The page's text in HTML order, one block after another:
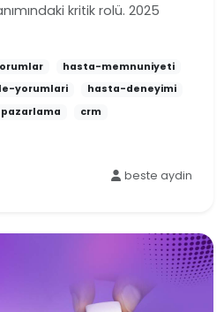
kritik rolü. 2025
hasta-memnuniyeti
yorumlari
hasta-deneyimi
crm
beste aydin